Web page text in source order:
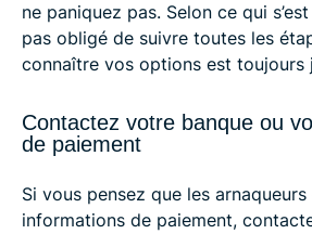
ne paniquez pas. Selon ce qui
pas obligé de suivre toutes les
connaître vos options est toujours
Contactez votre banque ou
de paiement
Si vous pensez que les
informations de paiement,